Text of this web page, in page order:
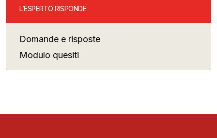
L’ESPERTO RISPONDE
Domande e risposte
Modulo quesiti